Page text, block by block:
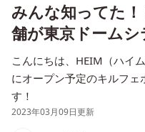
みんな知ってた
舗が東京ドームシ
こんにちは、HEIM（ハイ
にオープン予定のキルフェ
す！
2023年03月09日更新